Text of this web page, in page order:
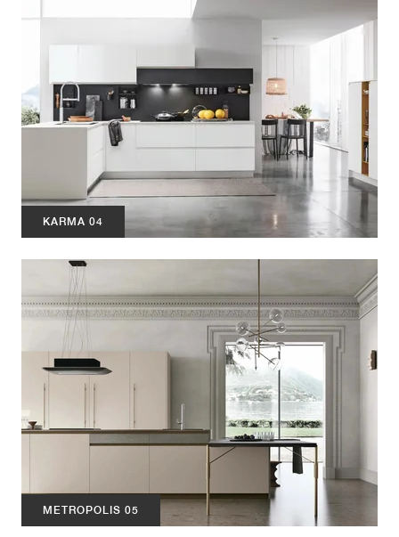
KARMA 04
METROPOLIS 05